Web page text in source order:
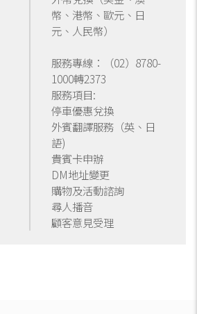
幣、港幣、歐元、日
元、人民幣）
服務專線：（02）8780-
1000轉2373
服務項目:
停車優惠兌換
外賓翻譯服務（英、日
語)
貴賓卡申辦
DM地址變更
購物及活動諮詢
尋人播音
顧客意見受理